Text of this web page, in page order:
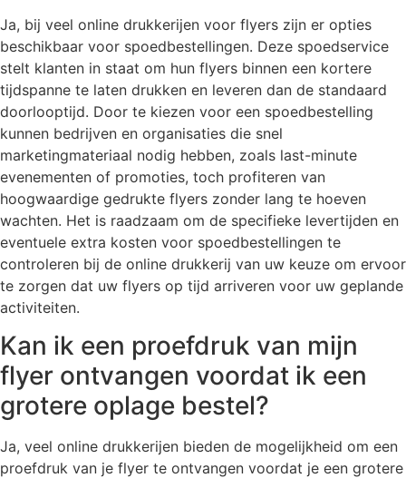
Ja, bij veel online drukkerijen voor flyers zijn er opties
beschikbaar voor spoedbestellingen. Deze spoedservice
stelt klanten in staat om hun flyers binnen een kortere
tijdspanne te laten drukken en leveren dan de standaard
doorlooptijd. Door te kiezen voor een spoedbestelling
kunnen bedrijven en organisaties die snel
marketingmateriaal nodig hebben, zoals last-minute
evenementen of promoties, toch profiteren van
hoogwaardige gedrukte flyers zonder lang te hoeven
wachten. Het is raadzaam om de specifieke levertijden en
eventuele extra kosten voor spoedbestellingen te
controleren bij de online drukkerij van uw keuze om ervoor
te zorgen dat uw flyers op tijd arriveren voor uw geplande
activiteiten.
Kan ik een proefdruk van mijn
flyer ontvangen voordat ik een
grotere oplage bestel?
Ja, veel online drukkerijen bieden de mogelijkheid om een
proefdruk van je flyer te ontvangen voordat je een grotere